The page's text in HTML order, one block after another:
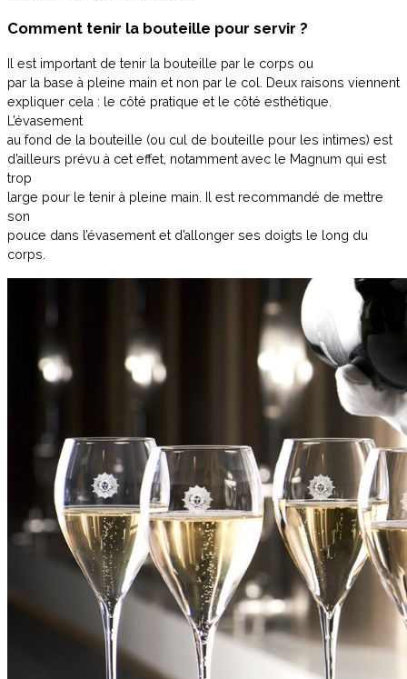
Comment tenir la bouteille pour servir ?
Il est important de tenir la bouteille par le corps ou
par la base à pleine main et non par le col. Deux raisons viennent
expliquer cela : le côté pratique et le côté esthétique.
L’évasement
au fond de la bouteille (ou cul de bouteille pour les intimes) est
d’ailleurs prévu à cet effet, notamment avec le Magnum qui est
trop
large pour le tenir à pleine main. Il est recommandé de mettre
son
pouce dans l’évasement et d’allonger ses doigts le long du
corps.